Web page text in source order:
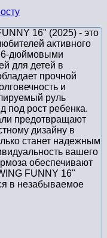
16" (2025) - это
активного
дюймовыми
для детей в
прочной
и
руль
под рост ребенка.
предотвращают
дизайну в
станет надежным
вашего
обеспечивают
FUNNY 16"
в незабываемое